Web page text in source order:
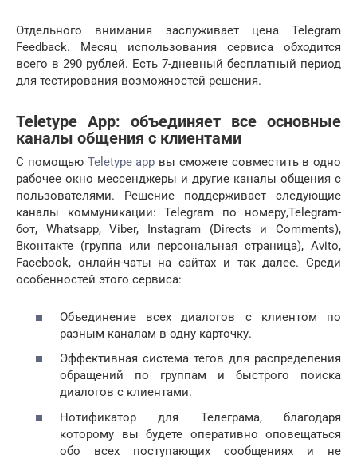
Отдельного внимания заслуживает цена Telegram
Feedback. Месяц использования сервиса обходится
всего в 290 рублей. Есть 7-дневный бесплатный период
для тестирования возможностей решения.
Teletype App: объединяет все основные
каналы общения с клиентами
С помощью Teletype app вы сможете совместить в одно
рабочее окно мессенджеры и другие каналы общения с
пользователями. Решение поддерживает следующие
каналы коммуникации: Telegram по номеру,Telegram-
бот, Whatsapp, Viber, Instagram (Directs и Comments),
Вконтакте (группа или персональная страница), Avito,
Facebook, онлайн-чаты на сайтах и так далее. Среди
особенностей этого сервиса:
Объединение всех диалогов с клиентом по
разным каналам в одну карточку.
Эффективная система тегов для распределения
обращений по группам и быстрого поиска
диалогов с клиентами.
Нотификатор для Телеграма, благодаря
которому вы будете оперативно оповещаться
обо всех поступающих сообщениях и не